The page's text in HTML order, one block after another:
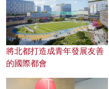
將北都打造成青年發展友善
的國際都會